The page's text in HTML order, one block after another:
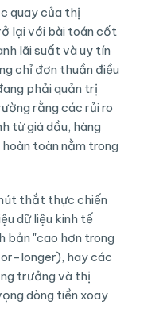
quay của thị
lại với bài toán cốt
lãi suất và uy tín
chỉ đơn thuần điều
phải quản trị
rằng các rủi ro
từ giá dầu, hàng
toàn nằm trong
thắt thực chiến
dữ liệu kinh tế
bản "cao hơn trong
longer), hay các
trưởng và thị
dòng tiền xoay